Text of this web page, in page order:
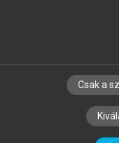
SZERZŐKNEK
Csak a